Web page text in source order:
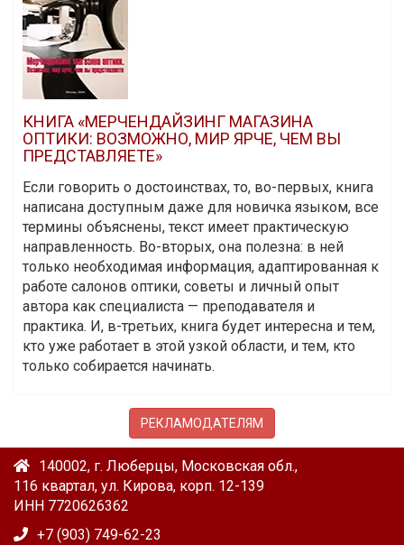
КНИГА «МЕРЧЕНДАЙЗИНГ МАГАЗИНА
ОПТИКИ: ВОЗМОЖНО, МИР ЯРЧЕ, ЧЕМ ВЫ
ПРЕДСТАВЛЯЕТЕ»
Если говорить о достоинствах, то, во-первых, книга
написана доступным даже для новичка языком, все
термины объяснены, текст имеет практическую
направленность. Во-вторых, она полезна: в ней
только необходимая информация, адаптированная к
работе салонов оптики, советы и личный опыт
автора как специалиста — преподавателя и
практика. И, в-третьих, книга будет интересна и тем,
кто уже работает в этой узкой области, и тем, кто
только собирается начинать.
РЕКЛАМОДАТЕЛЯМ
140002, г. Люберцы, Московская обл.,
116 квартал, ул. Кирова, корп. 12-139
ИНН 7720626362
+7 (903) 749-62-23